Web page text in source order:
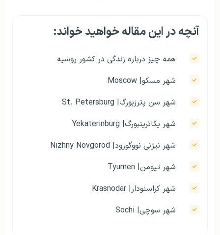
آنچه در این مقاله خواهید خواند:
همه چیز درباره‌ زندگی در کشور روسیه
شهر مسکو| Moscow
شهر سن پترزبورگ| St. Petersburg
شهر یکاترینبورگ| Yekaterinburg
شهر نیژنی نووگورود| Nizhny Novgorod
شهر تیومن‌| Tyumen
شهر کراسنودار| Krasnodar
شهر سوچی| Sochi